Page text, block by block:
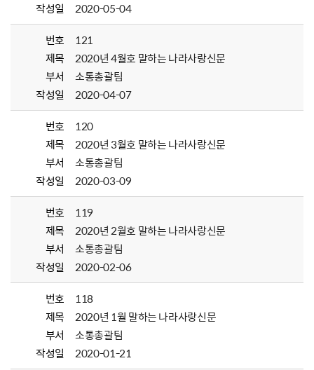
작성일
2020-05-04
번호
121
제목
2020년 4월호 말하는 나라사랑신문
부서
소통총괄팀
작성일
2020-04-07
번호
120
제목
2020년 3월호 말하는 나라사랑신문
부서
소통총괄팀
작성일
2020-03-09
번호
119
제목
2020년 2월호 말하는 나라사랑신문
부서
소통총괄팀
작성일
2020-02-06
번호
118
제목
2020년 1월 말하는 나라사랑신문
부서
소통총괄팀
작성일
2020-01-21